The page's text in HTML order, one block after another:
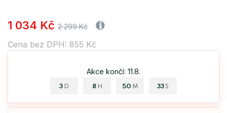
1 034 Kč 2 299 Kč
Cena bez DPH: 855 Kč
Akce končí: 11.8.
3 D 8 H 50 M 32 S